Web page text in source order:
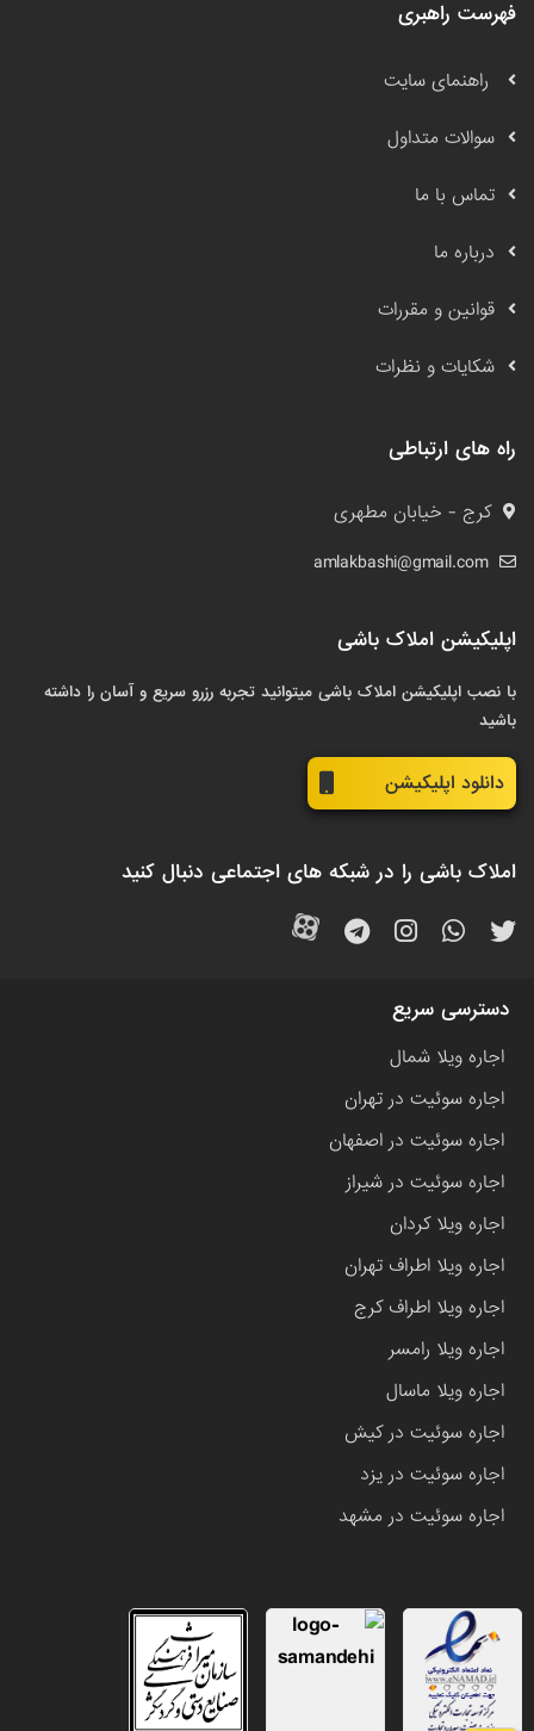
فهرست راهبری
راهنمای سایت
سوالات متداول
تماس با ما
درباره ما
قوانین و مقررات
شکایات و نظرات
راه های ارتباطی
کرج - خیابان مطهری
amlakbashi@gmail.com
اپلیکیشن املاک باشی
با نصب اپلیکیشن املاک باشی میتوانید تجربه رزرو سریع و آسان را داشته
باشید
دانلود اپلیکیشن
املاک باشی را در شبکه های اجتماعی دنبال کنید
دسترسی سریع
اجاره ویلا شمال
اجاره سوئیت در تهران
اجاره سوئیت در اصفهان
اجاره سوئیت در شیراز
اجاره ویلا کردان
اجاره ویلا اطراف تهران
اجاره ویلا اطراف کرج
اجاره ویلا رامسر
اجاره ویلا ماسال
اجاره سوئیت در کیش
اجاره سوئیت در یزد
اجاره سوئیت در مشهد